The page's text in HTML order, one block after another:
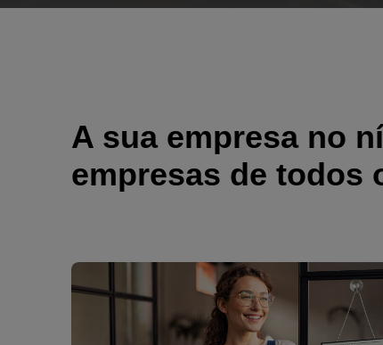
A sua empresa no
empresas de todos